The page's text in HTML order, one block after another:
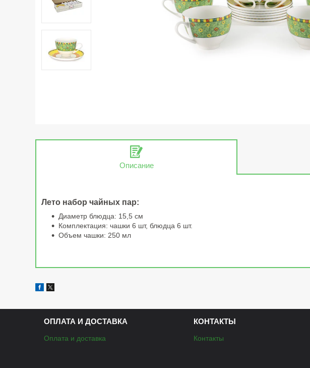
Описание
Лето набор чайных пар:
Диаметр блюдца: 15,5 см
Комплектация: чашки 6 шт, блюдца 6 шт.
Объем чашки: 250 мл
ОПЛАТА И ДОСТАВКА
Оплата и доставка
КОНТАКТЫ
Контакты